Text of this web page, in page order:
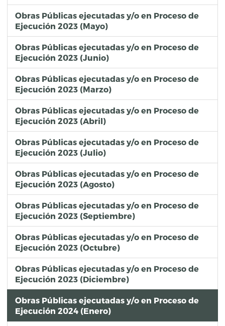
Obras Públicas ejecutadas y/o en Proceso de
Ejecución 2023 (Mayo)
Obras Públicas ejecutadas y/o en Proceso de
Ejecución 2023 (Junio)
Obras Públicas ejecutadas y/o en Proceso de
Ejecución 2023 (Marzo)
Obras Públicas ejecutadas y/o en Proceso de
Ejecución 2023 (Abril)
Obras Públicas ejecutadas y/o en Proceso de
Ejecución 2023 (Julio)
Obras Públicas ejecutadas y/o en Proceso de
Ejecución 2023 (Agosto)
Obras Públicas ejecutadas y/o en Proceso de
Ejecución 2023 (Septiembre)
Obras Públicas ejecutadas y/o en Proceso de
Ejecución 2023 (Octubre)
Obras Públicas ejecutadas y/o en Proceso de
Ejecución 2023 (Diciembre)
Obras Públicas ejecutadas y/o en Proceso de
Ejecución 2024 (Enero)